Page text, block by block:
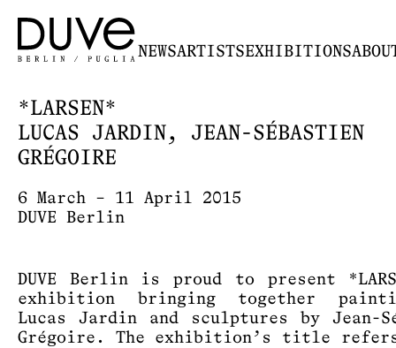
NEWSARTISTSEXHIBITIONS
*LARSEN*
LUCAS JARDIN, JEAN-SÉBASTIEN
GRÉGOIRE
6 March – 11 April 2015
DUVE Berlin
DUVE Berlin is proud to present
exhibition bringing together
Lucas Jardin and sculptures by Jean-
Grégoire. The exhibition’s title